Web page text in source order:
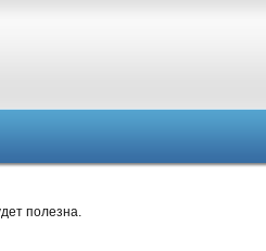
полезна.